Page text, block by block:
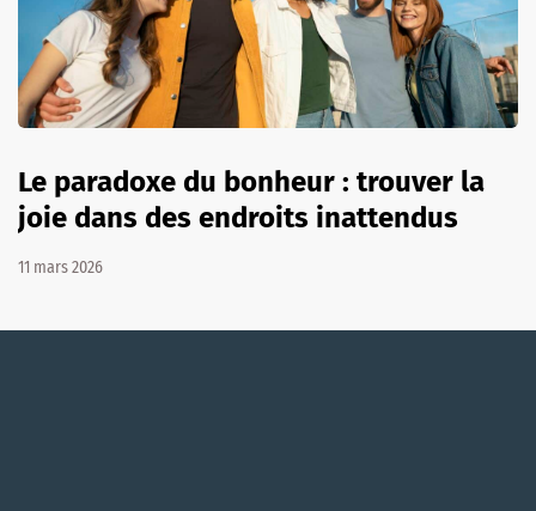
Le paradoxe du bonheur : trouver la
joie dans des endroits inattendus
11 mars 2026